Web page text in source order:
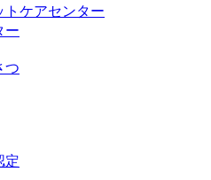
トケアセンター
ー
つ
定